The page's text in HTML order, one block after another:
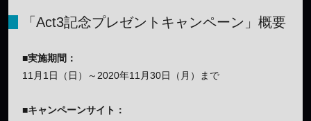
「Act3記念プレゼントキャンペーン」概要
■実施期間：
11月1日（日）～2020年11月30日（月）まで
■キャンペーンサイト：